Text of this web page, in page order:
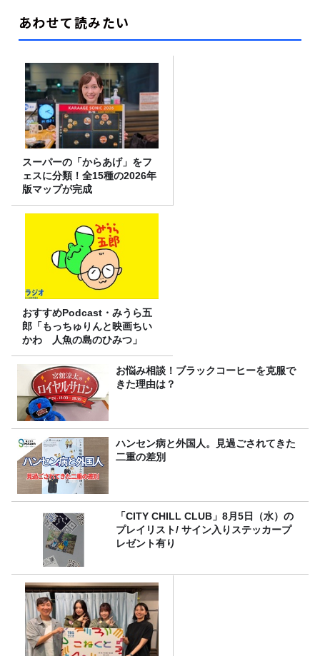
あわせて読みたい
スーパーの「からあげ」をフ
ェスに分類！全15種の2026年
版マップが完成
おすすめPodcast・みうら五
郎「もっちゅりんと映画ちい
かわ 人魚の島のひみつ」
お悩み相談！ブラックコーヒーを克服で
きた理由は？
ハンセン病と外国人。見過ごされてきた
二重の差別
「CITY CHILL CLUB」8月5日（水）の
プレイリスト/ サイン入りステッカープ
レゼント有り